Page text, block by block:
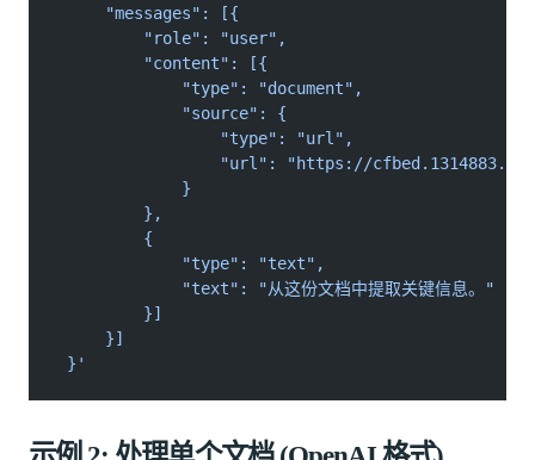
     "messages": [{
         "role": "user",
         "content": [{
             "type": "document",
             "source": {
                 "type": "url",
"url": "https://
             }
         },
         {
             "type": "text",
             "text": "从这份文档中提取关键信息。"
         }]
     }]
}'